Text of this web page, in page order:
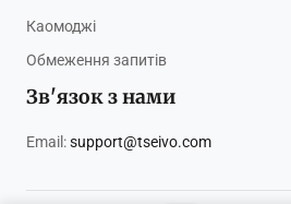
Каомоджі
Обмеження запитів
Зв'язок з нами
Email:support@tseivo.com